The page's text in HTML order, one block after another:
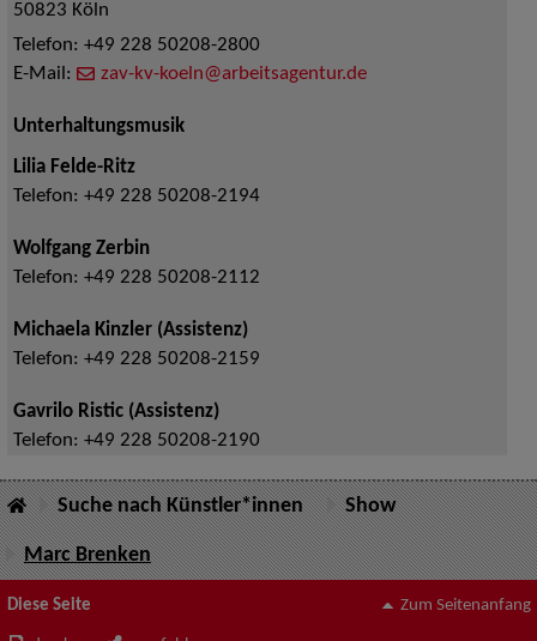
50823 Köln
Telefon: +49 228 50208-2800
E-Mail:
zav-kv-koeln@arbeitsagentur.de
Unterhaltungsmusik
Lilia Felde-Ritz
Telefon: +49 228 50208-2194
Wolfgang Zerbin
Telefon: +49 228 50208-2112
Michaela Kinzler (Assistenz)
Telefon: +49 228 50208-2159
Gavrilo Ristic (Assistenz)
Telefon: +49 228 50208-2190
Suche nach Künstler*innen Show
Marc Brenken
Diese Seite Zum Seitenanfang